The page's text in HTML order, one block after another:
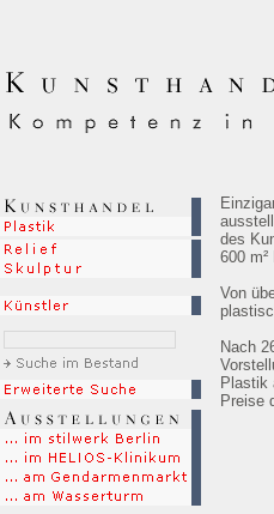
des
600 m²
Von
Nach
Plastik
Preise